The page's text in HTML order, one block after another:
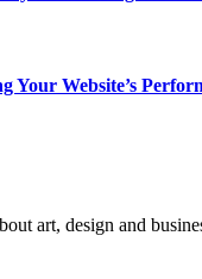
Your Website’s
art, design and